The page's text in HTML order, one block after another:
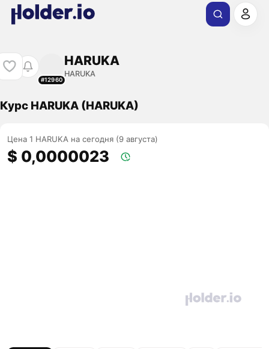
#12960
HARUKA
HARUKA
Курс HARUKA (HARUKA)
Цена 1 HARUKA на сегодня (9 августа)
$ 0,0000023